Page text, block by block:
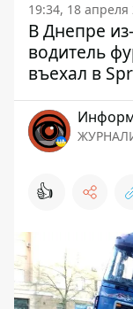
19:34, 18 апреля
В Днепре
водитель
въехал в
👍